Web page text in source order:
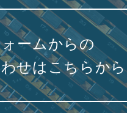
ームからの
せはこちらから